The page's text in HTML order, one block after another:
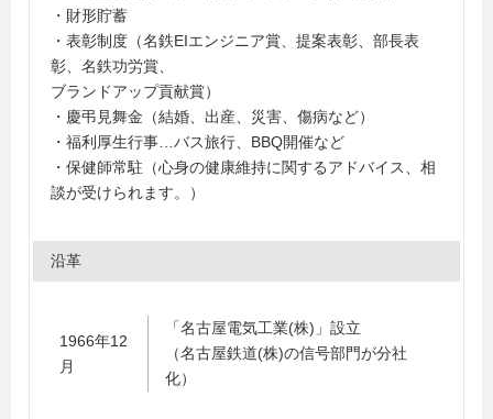
・財形貯蓄
・表彰制度（名鉄EIエンジニア賞、提案表彰、部長表
彰、名鉄功労賞、
ブランドアップ貢献賞）
・慶弔見舞金（結婚、出産、災害、傷病など）
・福利厚生行事…バス旅行、BBQ開催など
・保健師常駐（心身の健康維持に関するアドバイス、相
談が受けられます。）
沿革
1966年12
月
「名古屋電気工業(株)」設立
（名古屋鉄道(株)の信号部門が分社
化）